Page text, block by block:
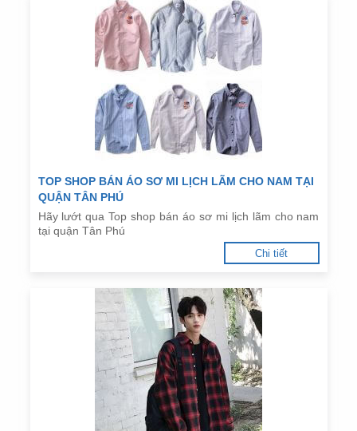
TOP SHOP BÁN ÁO SƠ MI LỊCH LÃM CHO NAM TẠI
QUẬN TÂN PHÚ
Hãy lướt qua Top shop bán áo sơ mi lịch lãm cho nam
tại quận Tân Phú
Chi tiết